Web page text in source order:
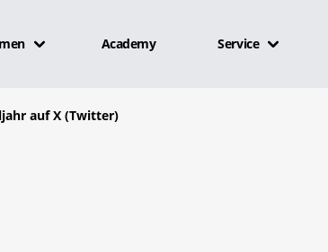
Academy Service
auf X (Twitter)